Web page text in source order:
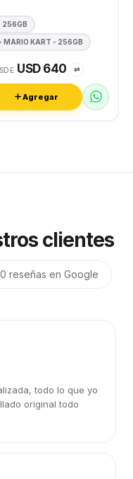
256GB
MARIO KART - 256GB
USD 640 ⇄
Agregar
clientes
reseñas en Google
todo lo que yo
original todo